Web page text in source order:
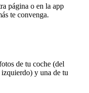
página o en la app
te convenga.
de tu coche (del
izquierdo) y una de tu